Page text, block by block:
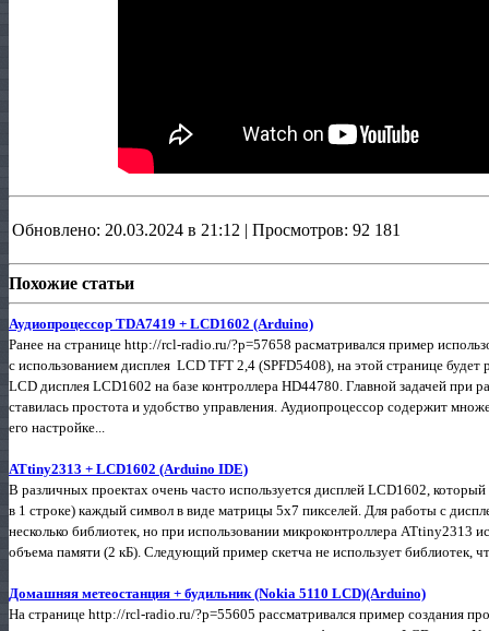
Обновлено: 20.03.2024 в 21:12 | Просмотров: 92 181
Похожие статьи
Аудиопроцессор TDA7419 + LCD1602 (Arduino)
Ранее на странице http://rcl-radio.ru/?p=57658 расматривался пример
с использованием дисплея LCD TFT 2,4 (SPFD5408), на этой странице будет
LCD дисплея LCD1602 на базе контроллера HD44780. Главной задачей при
ставилась простота и удобство управления. Аудиопроцессор содержит
его настройке...
ATtiny2313 + LCD1602 (Arduino IDE)
В различных проектах очень часто используется дисплей LCD1602,
в 1 строке) каждый символ в виде матрицы 5х7 пикселей. Для работы с
несколько библиотек, но при использовании микроконтроллера ATtiny2313
объема памяти (2 кБ). Следующий пример скетча не использует библиотек,
Домашняя метеостанция + будильник (Nokia 5110 LCD)(Arduino)
На странице http://rcl-radio.ru/?p=55605 рассматривался пример создания